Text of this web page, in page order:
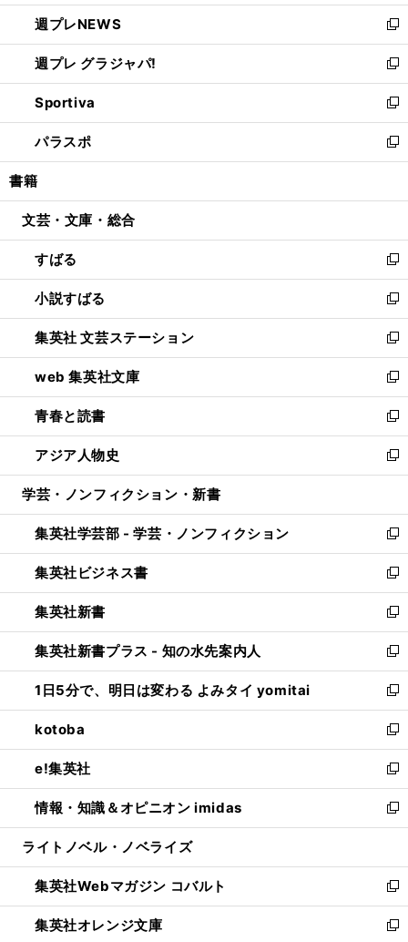
開
く
ウ
で
開
く
ン
ド
ウ
で
開
く
し
い
ウ
ィ
ン
ド
ウ
で
開
週プレNEWS
新
し
い
ウ
ィ
ン
ド
ウ
開
週プレ グラジャパ!
新
し
い
ウ
ィ
ン
ウ
開
く
Sportiva
新
し
い
ウ
ン
ウ
で
開
く
パラスポ
新
し
ウ
ン
ド
ウ
で
開
く
書籍
文芸・文庫・総合
すばる
新
し
い
ウ
ィ
ン
ド
ウ
で
開
く
小説すばる
新
し
い
ウ
ィ
ン
ド
ウ
で
開
集英社 文芸ステーション
新
し
い
ウ
ィ
ン
ド
ウ
開
く
web 集英社文庫
新
し
い
ウ
ィ
ン
ウ
で
開
く
青春と読書
新
し
い
ウ
ン
ド
ウ
で
開
く
アジア人物史
新
し
ウ
ィ
ン
ド
ウ
で
開
く
学芸・ノンフィクション・新書
集英社学芸部 - 学芸・ノンフィクション
新
し
い
ウ
ィ
ン
ド
ウ
で
開
く
集英社ビジネス書
新
し
い
ウ
ィ
ン
ド
ウ
で
開
く
集英社新書
新
し
い
ウ
ィ
ン
ド
ウ
で
開
く
集英社新書プラス - 知の水先案内人
新
し
い
ウ
ィ
ン
ド
ウ
で
開
1日5分で、明日は変わる よみタイ yomitai
新
し
い
ウ
ィ
ン
ド
ウ
開
く
kotoba
新
し
い
ウ
ィ
ン
ウ
で
開
く
e!集英社
新
し
い
ウ
ン
ド
ウ
で
情報・知識＆オピニオン imidas
新
し
ウ
ィ
ン
ド
ライトノベル・ノベライズ
集英社Webマガジン コバルト
新
し
い
集英社オレンジ文庫
新